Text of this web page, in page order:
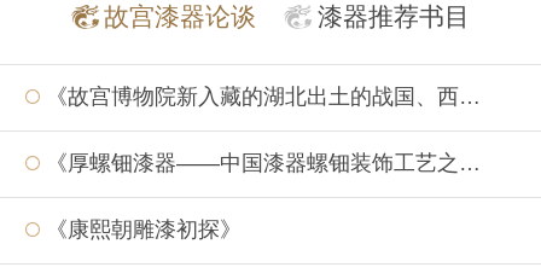
故宫漆器论谈 漆器推荐书目
《故宫博物院新入藏的湖北出土的战国、西汉漆器》
《厚螺钿漆器——中国漆器螺钿装饰工艺之一》
《康熙朝雕漆初探》